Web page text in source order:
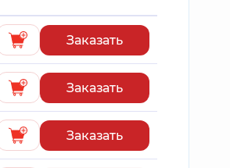
Заказать
Заказать
Заказать